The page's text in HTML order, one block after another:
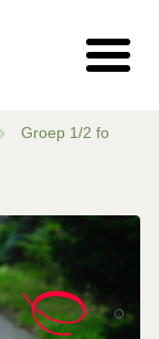
Groep 1/2 fo